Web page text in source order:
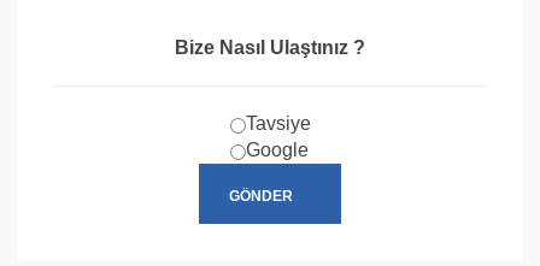
Bize Nasıl Ulaştınız ?
Tavsiye
Google